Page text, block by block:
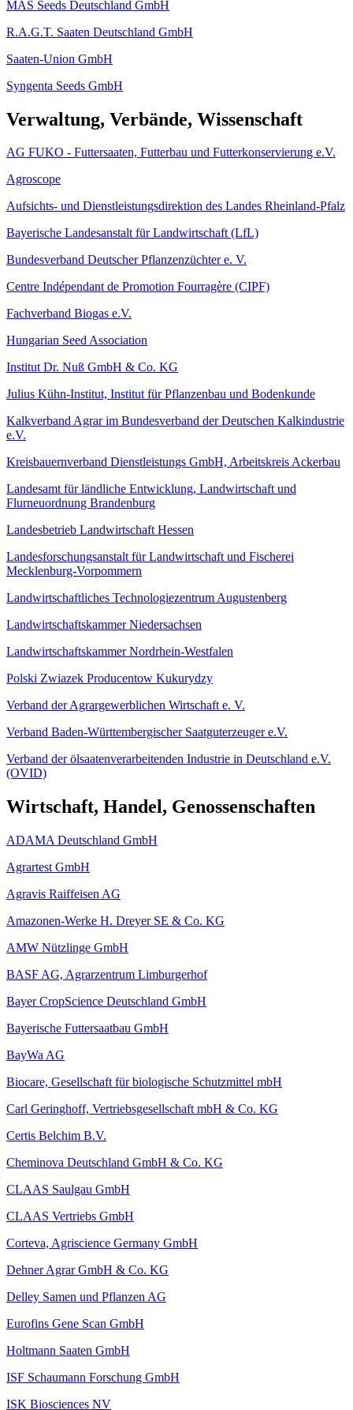
MAS Seeds Deutschland GmbH
R.A.G.T. Saaten Deutschland GmbH
Saaten-Union GmbH
Syngenta Seeds GmbH
Verwaltung, Verbände, Wissenschaft
AG FUKO - Futtersaaten, Futterbau und Futterkonservierung e.V.
Agroscope
Aufsichts- und Dienstleistungsdirektion des Landes Rheinland-Pfalz
Bayerische Landesanstalt für Landwirtschaft (LfL)
Bundesverband Deutscher Pflanzenzüchter e. V.
Centre Indépendant de Promotion Fourragère (CIPF)
Fachverband Biogas e.V.
Hungarian Seed Association
Institut Dr. Nuß GmbH & Co. KG
Julius Kühn-Institut, Institut für Pflanzenbau und Bodenkunde
Kalkverband Agrar im Bundesverband der Deutschen Kalkindustrie
e.V.
Kreisbauernverband Dienstleistungs GmbH, Arbeitskreis Ackerbau
Landesamt für ländliche Entwicklung, Landwirtschaft und
Flurneuordnung Brandenburg
Landesbetrieb Landwirtschaft Hessen
Landesforschungsanstalt für Landwirtschaft und Fischerei
Mecklenburg-Vorpommern
Landwirtschaftliches Technologiezentrum Augustenberg
Landwirtschaftskammer Niedersachsen
Landwirtschaftskammer Nordrhein-Westfalen
Polski Zwiazek Producentow Kukurydzy
Verband der Agrargewerblichen Wirtschaft e. V.
Verband Baden-Württembergischer Saatguterzeuger e.V.
Verband der ölsaatenverarbeitenden Industrie in Deutschland e.V.
(OVID)
Wirtschaft, Handel, Genossenschaften
ADAMA Deutschland GmbH
Agrartest GmbH
Agravis Raiffeisen AG
Amazonen-Werke H. Dreyer SE & Co. KG
AMW Nützlinge GmbH
BASF AG, Agrarzentrum Limburgerhof
Bayer CropScience Deutschland GmbH
Bayerische Futtersaatbau GmbH
BayWa AG
Biocare, Gesellschaft für biologische Schutzmittel mbH
Carl Geringhoff, Vertriebsgesellschaft mbH & Co. KG
Certis Belchim B.V.
Cheminova Deutschland GmbH & Co. KG
CLAAS Saulgau GmbH
CLAAS Vertriebs GmbH
Corteva, Agriscience Germany GmbH
Dehner Agrar GmbH & Co. KG
Delley Samen und Pflanzen AG
Eurofins Gene Scan GmbH
Holtmann Saaten GmbH
ISF Schaumann Forschung GmbH
ISK Biosciences NV